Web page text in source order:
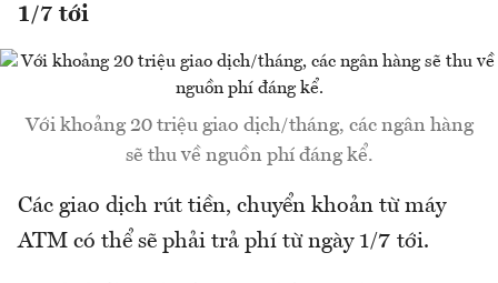
1/7 tới
Với khoảng 20 triệu giao dịch/tháng, các ngân hàng
sẽ thu về nguồn phí đáng kể.
Các giao dịch rút tiền, chuyển khoản từ máy
ATM có thể sẽ phải trả phí từ ngày 1/7 tới.